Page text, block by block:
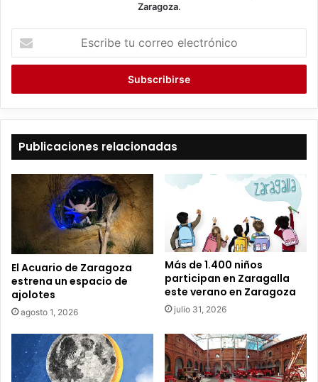
Zaragoza.
c
i
b
o
l
t
r
ó
Publicaciones relacionadas
El Acuario de Zaragoza
estrena un espacio de
ajolotes
agosto 1, 2026
Más de 1.400 niños
participan en Zaragalla
este verano en Zaragoza
julio 31, 2026